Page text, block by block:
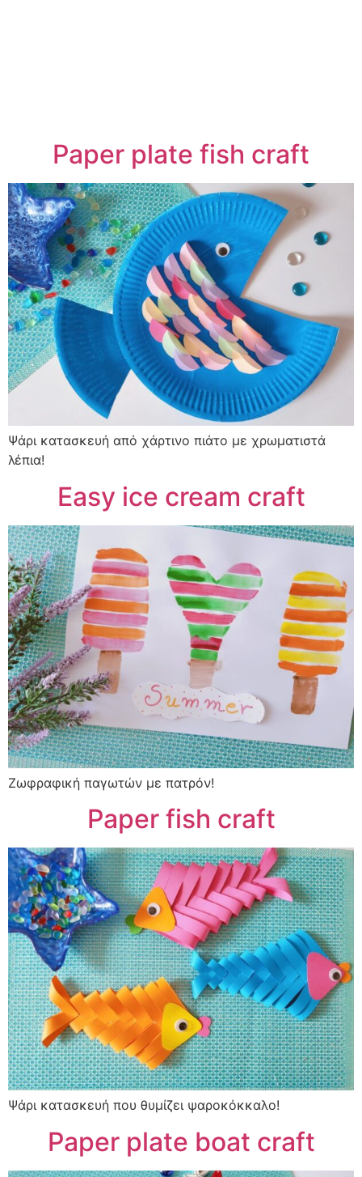
Paper plate fish craft
Ψάρι κατασκευή από χάρτινο πιάτο με χρωματιστά
λέπια!
Easy ice cream craft
Ζωφραφική παγωτών με πατρόν!
Paper fish craft
Ψάρι κατασκευή που θυμίζει ψαροκόκκαλο!
Paper plate boat craft